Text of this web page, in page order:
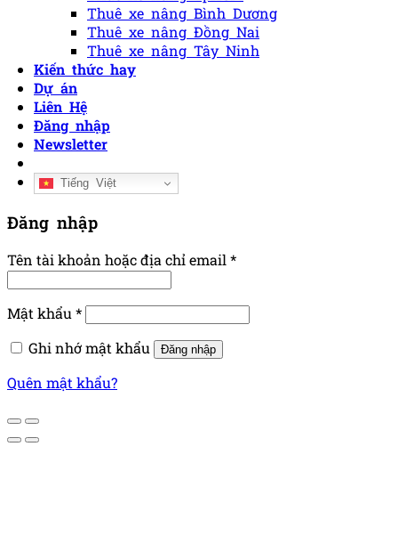
Thuê xe nâng Bình Dương
Thuê xe nâng Đồng Nai
Thuê xe nâng Tây Ninh
Kiến thức hay
Dự án
Liên Hệ
Đăng nhập
Newsletter
Tiếng Việt
Đăng nhập
Tên tài khoản hoặc địa chỉ email *
Mật khẩu *
Ghi nhớ mật khẩu
Đăng nhập
Quên mật khẩu?